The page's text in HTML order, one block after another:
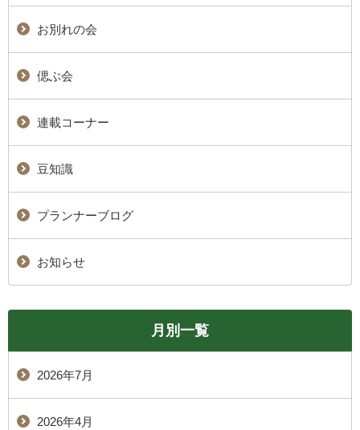
お別れの会
偲ぶ会
連載コーナー
豆知識
プランナーブログ
お知らせ
月別一覧
2026年7月
2026年4月